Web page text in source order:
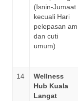
(Isnin-Jumaat
kecuali Hari
pelepasan am
dan cuti
umum)
14
Wellness
Hub Kuala
Langat